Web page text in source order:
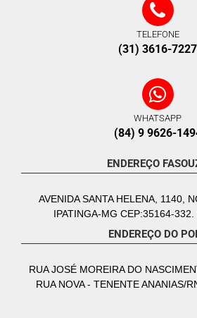
TELEFONE
(31) 3616-7227
WHATSAPP
(84) 9 9626-
ENDEREÇO
AVENIDA SANTA HELENA, 1140,
IPATINGA-MG CEP:35164-332.
ENDEREÇO DO
RUA JOSÉ MOREIRA DO
RUA NOVA - TENENTE ANANIAS/